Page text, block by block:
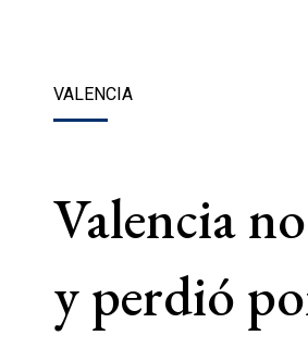
VALENCIA
Valencia
y perdió